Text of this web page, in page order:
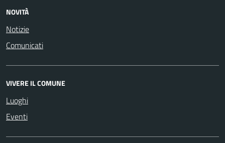
NOVITÀ
Notizie
Comunicati
VIVERE IL COMUNE
Luoghi
Eventi